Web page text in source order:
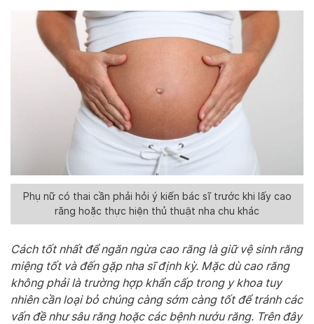
Phụ nữ có thai cần phải hỏi ý kiến bác sĩ trước khi lấy cao
răng hoặc thực hiện thủ thuật nha chu khác
Cách tốt nhất để ngăn ngừa cao răng là giữ vệ sinh răng
miệng tốt và đến gặp nha sĩ định kỳ. Mặc dù cao răng
không phải là trường hợp khẩn cấp trong y khoa tuy
nhiên cần loại bỏ chúng càng sớm càng tốt để tránh các
vấn đề như sâu răng hoặc các bệnh nướu răng. Trên đây